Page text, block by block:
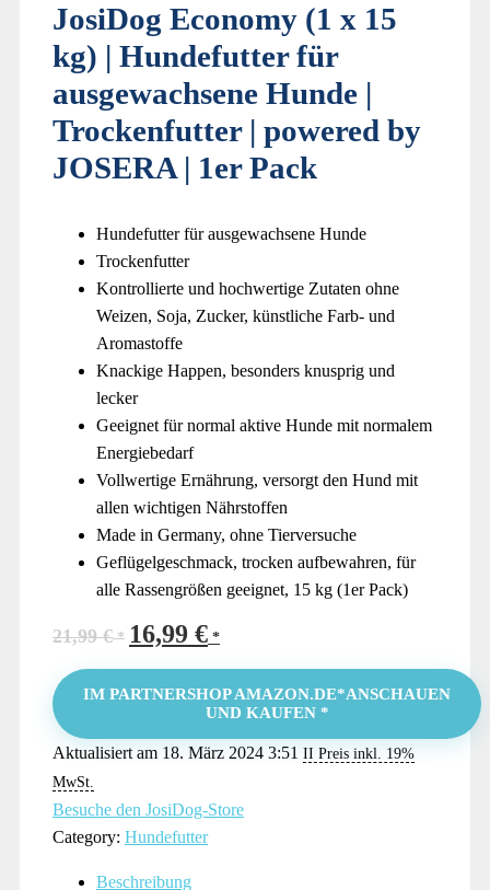
JosiDog Economy (1 x 15
kg) | Hundefutter für
ausgewachsene Hunde |
Trockenfutter | powered by
JOSERA | 1er Pack
Hundefutter für ausgewachsene Hunde
Trockenfutter
Kontrollierte und hochwertige Zutaten ohne
Weizen, Soja, Zucker, künstliche Farb- und
Aromastoffe
Knackige Happen, besonders knusprig und
lecker
Geeignet für normal aktive Hunde mit normalem
Energiebedarf
Vollwertige Ernährung, versorgt den Hund mit
allen wichtigen Nährstoffen
Made in Germany, ohne Tierversuche
Geflügelgeschmack, trocken aufbewahren, für
alle Rassengrößen geeignet, 15 kg (1er Pack)
21,99€
Ursprünglicher
war:
16,99 € Aktueller
ist:
16,99 €.
IM PARTNERSHOP AMAZON.DE*ANSCHAUEN
UND KAUFEN *
Aktualisiert am 18. März 2024 3:51 II Preis inkl. 19%
MwSt.
Besuche den JosiDog-Store
Category: Hundefutter
Beschreibung